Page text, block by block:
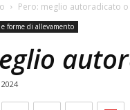
Pero: meglio autoradicato
forme di allevamento